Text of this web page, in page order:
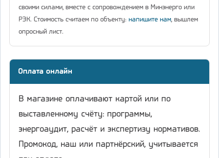
своими силами, вместе с сопровождением в Минэнерго или
РЭК. Стоимость считаем по объекту: напишите нам, вышлем
опросный лист.
Оплата онлайн
В магазине оплачивают картой или по
выставленному счёту: программы,
энергоаудит, расчёт и экспертизу нормативов.
Промокод, наш или партнёрский, учитывается